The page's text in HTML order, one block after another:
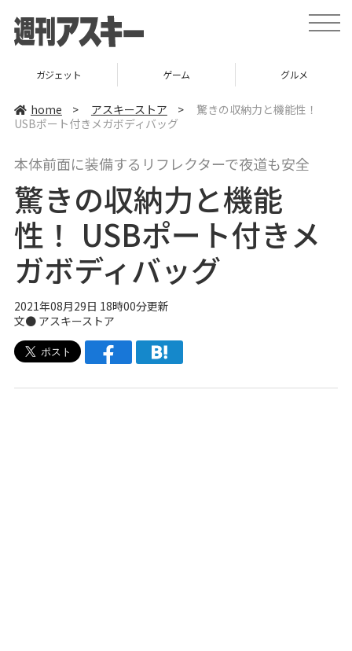
t
o
ガジェット ゲーム グルメ
home > アスキーストア >
驚きの収納力と機能性！
USBポート付きメガボディバッグ
本体前面に装備するリフレクターで夜道も安全
驚きの収納力と機能
性！ USBポート付きメ
ガボディバッグ
2021年08月29日 18時00分更新
文● アスキーストア